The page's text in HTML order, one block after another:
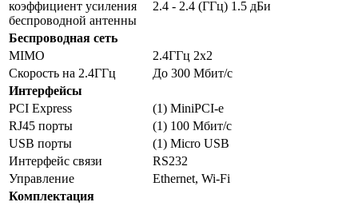
коэффициент усиления
беспроводной антенны
2.4 - 2.4 (ГГц) 1.5 дБи
Беспроводная сеть
MIMO
2.4ГГц 2x2
Скорость на 2.4ГГц
До 300 Мбит/c
Интерфейсы
PCI Express
(1) MiniPCI-e
RJ45 порты
(1) 100 Мбит/c
USB порты
(1) Micro USB
Интерфейс связи
RS232
Управление
Ethernet, Wi-Fi
Комплектация